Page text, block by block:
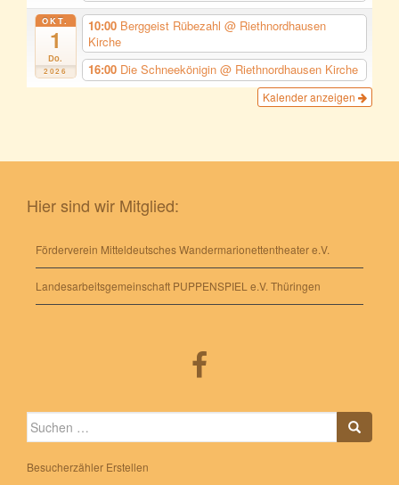
OKT.
1
Do.
2026
10:00 Berggeist Rübezahl @ Riethnordhausen
Kirche
16:00 Die Schneekönigin @ Riethnordhausen Kirche
Kalender anzeigen
Hier sind wir Mitglied:
Förderverein Mitteldeutsches Wandermarionettentheater e.V.
Landesarbeitsgemeinschaft PUPPENSPIEL e.V. Thüringen
Suche
nach:
Besucherzähler Erstellen